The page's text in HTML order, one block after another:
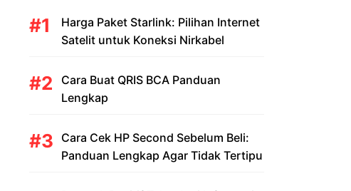
Harga Paket Starlink: Pilihan Internet
Satelit untuk Koneksi Nirkabel
Cara Buat QRIS BCA Panduan
Lengkap
Cara Cek HP Second Sebelum Beli:
Panduan Lengkap Agar Tidak Tertipu